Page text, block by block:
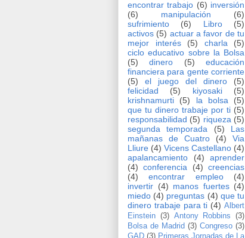
encontrar trabajo (6) inversión
(6)
manipulación
(6)
sufrimiento
(6) Libro
(5)
activos (5) actuar a favor de tu
mejor interés
(5) charla
(5)
ciclo educativo sobre la Bolsa
(5)
dinero (5)
educación
financiera para gente corriente
(5)
el juego del dinero
(5)
felicidad
(5) kiyosaki
(5)
krishnamurti
(5) la bolsa
(5)
que tu dinero trabaje por ti (5)
responsabilidad (5) riqueza (5)
segunda temporada
(5)
Las
mañanas de Cuatro
(4)
Via
Lliure (4) Vicens Castellano (4)
apalancamiento
(4)
aprender
(4) conferencia (4) creencias
(4)
encontrar empleo
(4)
invertir (4) manos fuertes (4)
miedo (4) preguntas (4) que tu
dinero trabaje para ti (4) Albert
Einstein (3) Antony Robbins
(3)
Bolsa de Madrid (3) Congreso (3)